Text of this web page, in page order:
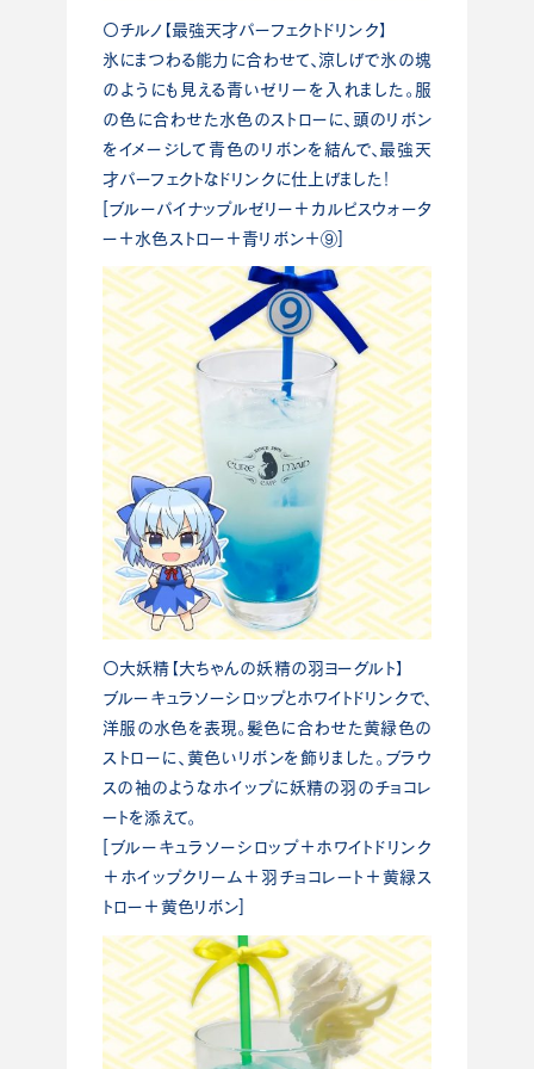
〇チルノ【最強天才パーフェクトドリンク】
氷にまつわる能力に合わせて、涼しげで氷の塊
のようにも見える青いゼリーを入れました。服
の色に合わせた水色のストローに、頭のリボン
をイメージして青色のリボンを結んで、最強天
才パーフェクトなドリンクに仕上げました！
[ブルーパイナップルゼリー＋カルピスウォータ
ー＋水色ストロー＋青リボン＋⑨]
〇大妖精【大ちゃんの妖精の羽ヨーグルト】
ブルーキュラソーシロップとホワイトドリンクで、
洋服の水色を表現。髪色に合わせた黄緑色の
ストローに、黄色いリボンを飾りました。ブラウ
スの袖のようなホイップに妖精の羽のチョコレ
ートを添えて。
[ブルーキュラソーシロップ＋ホワイトドリンク
＋ホイップクリーム＋羽チョコレート＋黄緑ス
トロー＋黄色リボン]